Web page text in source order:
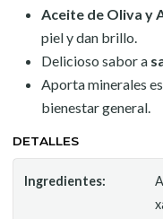
Aceite de Oliva y
piel y dan brillo.
Delicioso sabor a
Aporta minerales
bienestar general.
DETALLES
Ingredientes: